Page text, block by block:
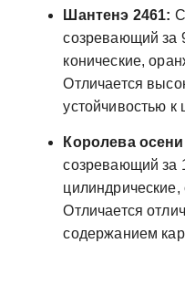
Шантенэ 2461:
созревающий за
конические,
Отличается
устойчивостью к
Королева
созревающий за
Отличается
содержанием